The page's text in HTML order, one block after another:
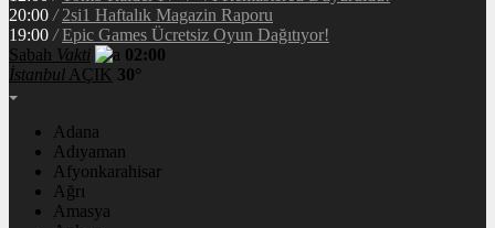
20:00 / 2si1 Haftalık Magazin Raporu
19:00 / Epic Games Ücretsiz Oyun Dağıtıyor!
Sabah Vakti
02:00
İstanbul AÇIK 30°
Adana
Adıyaman
Afyonkarahisar
Ağrı
Amasya